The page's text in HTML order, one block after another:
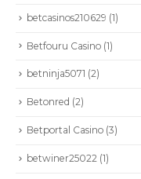
betcasinos210629 (1)
Betfouru Casino (1)
betninja5071 (2)
Betonred (2)
Betportal Casino (3)
betwiner25022 (1)
NETALLY
PROFITAP